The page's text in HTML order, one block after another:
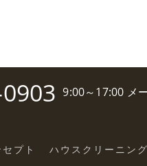
9:00～17:00 メ
プト ハウスクリーニング